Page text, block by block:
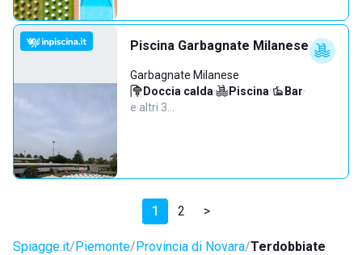
Piscina Garbagnate Milanese
Garbagnate Milanese
Doccia calda· Piscina· Bar·
e altri 3…
1 2 >
Spiagge.it Piemonte Provincia di Novara Terdobbiate